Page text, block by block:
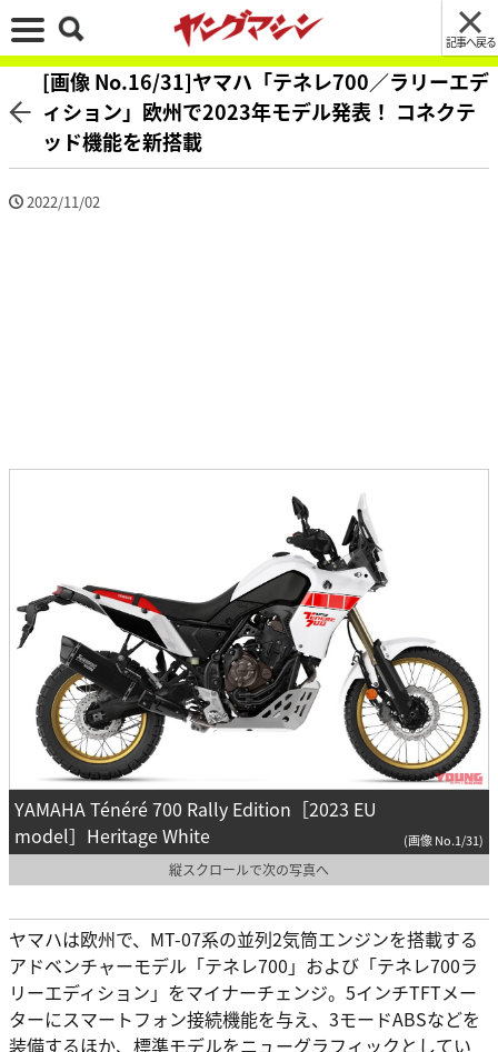
記事へ戻る
[画像 No.16/31]ヤマハ「テネレ700／ラリーエデ
ィション」欧州で2023年モデル発表！ コネクテ
ッド機能を新搭載
2022/11/02
YAMAHA Ténéré 700 Rally Edition［2023 EU
model］Heritage White
(画像 No.1/31)
縦スクロールで次の写真へ
ヤマハは欧州で、MT-07系の並列2気筒エンジンを搭載する
アドベンチャーモデル「テネレ700」および「テネレ700ラ
リーエディション」をマイナーチェンジ。5インチTFTメー
ターにスマートフォン接続機能を与え、3モードABSなどを
装備するほか、標準モデルをニューグラフィックとしてい